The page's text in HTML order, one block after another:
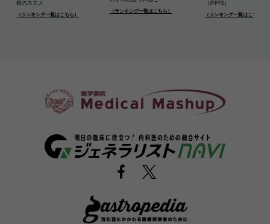
察のススメ
（ランキング一覧はこちら）
（ランキング一覧はこちら）
（iPPFE）
（ランキング一覧はこちら）